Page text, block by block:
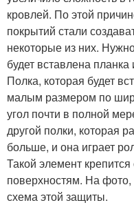
кровлей. По этой
покрытий стали
некоторые из них.
будет вставлена
Полка, которая будет
малым размером по
угол почти в полной
другой полки, которая
больше, и она играет
Такой элемент
поверхностям. На
схема этой защиты.